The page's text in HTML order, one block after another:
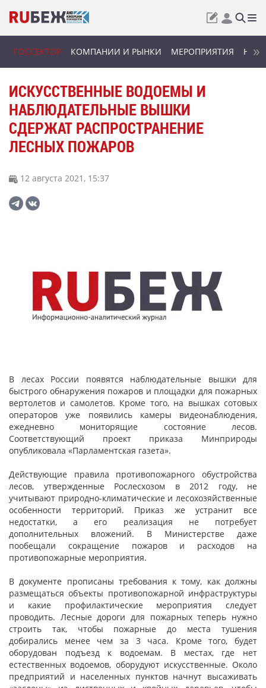
ГОССЕКТОР КОМПАНИИ И РЫНКИ МЕРОПРИЯТИЯ
ИСКУССТВЕННЫЕ ВОДОЕМЫ И
НАБЛЮДАТЕЛЬНЫЕ ВЫШКИ
СДЕРЖАТ РАСПРОСТРАНЕНИЕ
ЛЕСНЫХ ПОЖАРОВ
12 августа 2021, 15:37
В лесах России появятся наблюдательные вышки для
быстрого обнаружения пожаров и площадки для пожарных
вертолетов и самолетов. Кроме того, на вышках сотовых
операторов уже появились камеры видеонаблюдения,
ежедневно мониторящие состояние лесов.
Соответствующий проект приказа Минприроды
опубликовала «Парламентская газета».
Действующие правила противопожарного обустройства
лесов, утвержденные Рослесхозом в 2012 году, не
учитывают природно-климатические и лесохозяйственные
особенности территорий. Приказ же устранит все
недостатки, а его реализация не потребует
дополнительных вложений. В Министерстве даже
пообещали сокращение пожаров и расходов на
противопожарные мероприятия.
В документе прописаны требования к тому, как должны
размещаться объекты противопожарной инфраструктуры
и какие профилактические мероприятия следует
проводить. Лесные дороги для пожарных теперь нужно
строить так, чтобы пожарные до места тушения
добирались менее чем за 3 часа. Кроме того, будет
оборудован подъезд к водоемам. В местах, где нет
естественных водоемов, оборудуют искусственные. Около
предприятий и населенных пунктов начнут высаживать